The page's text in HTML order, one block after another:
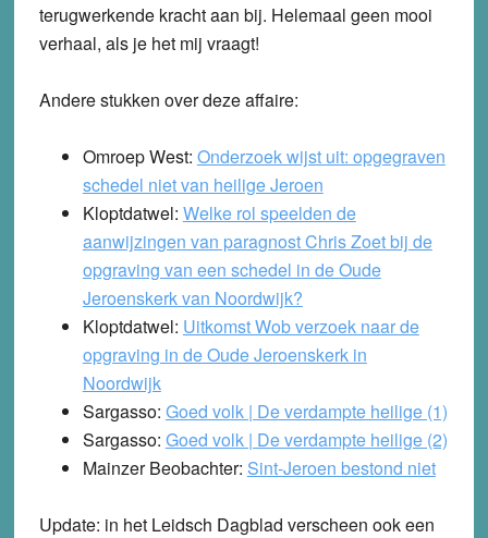
terugwerkende kracht aan bij. Helemaal geen mooi
verhaal, als je het mij vraagt!
Andere stukken over deze affaire:
Omroep West: Onderzoek wijst uit: opgegraven
schedel niet van heilige Jeroen
Kloptdatwel: Welke rol speelden de
aanwijzingen van paragnost Chris Zoet bij de
opgraving van een schedel in de Oude
Jeroenskerk van Noordwijk?
Kloptdatwel: Uitkomst Wob verzoek naar de
opgraving in de Oude Jeroenskerk in
Noordwijk
Sargasso: Goed volk | De verdampte heilige (1)
Sargasso: Goed volk | De verdampte heilige (2)
Mainzer Beobachter: Sint-Jeroen bestond niet
Update: in het Leidsch Dagblad verscheen ook een